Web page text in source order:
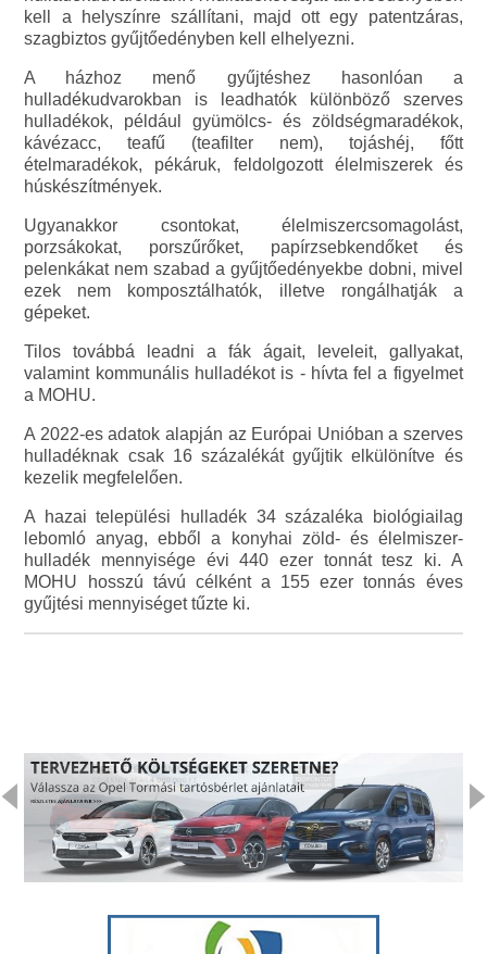
kell a helyszínre szállítani, majd ott egy patentzáras,
szagbiztos gyűjtőedényben kell elhelyezni.
A házhoz menő gyűjtéshez hasonlóan a
hulladékudvarokban is leadhatók különböző szerves
hulladékok, például gyümölcs- és zöldségmaradékok,
kávézacc, teafű (teafilter nem), tojáshéj, főtt
ételmaradékok, pékáruk, feldolgozott élelmiszerek és
húskészítmények.
Ugyanakkor csontokat, élelmiszercsomagolást,
porzsákokat, porszűrőket, papírzsebkendőket és
pelenkákat nem szabad a gyűjtőedényekbe dobni, mivel
ezek nem komposztálhatók, illetve rongálhatják a
gépeket.
Tilos továbbá leadni a fák ágait, leveleit, gallyakat,
valamint kommunális hulladékot is - hívta fel a figyelmet
a MOHU.
A 2022-es adatok alapján az Európai Unióban a szerves
hulladéknak csak 16 százalékát gyűjtik elkülönítve és
kezelik megfelelően.
A hazai települési hulladék 34 százaléka biológiailag
lebomló anyag, ebből a konyhai zöld- és élelmiszer-
hulladék mennyisége évi 440 ezer tonnát tesz ki. A
MOHU hosszú távú célként a 155 ezer tonnás éves
gyűjtési mennyiséget tűzte ki.